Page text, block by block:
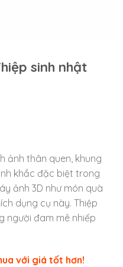
sinh nhật
ảnh thân quen, khung
khắc đặc biệt trong
ảnh 3D như món quà
dụng cụ này. Thiệp
người đam mê nhiếp
với giá tốt hơn!